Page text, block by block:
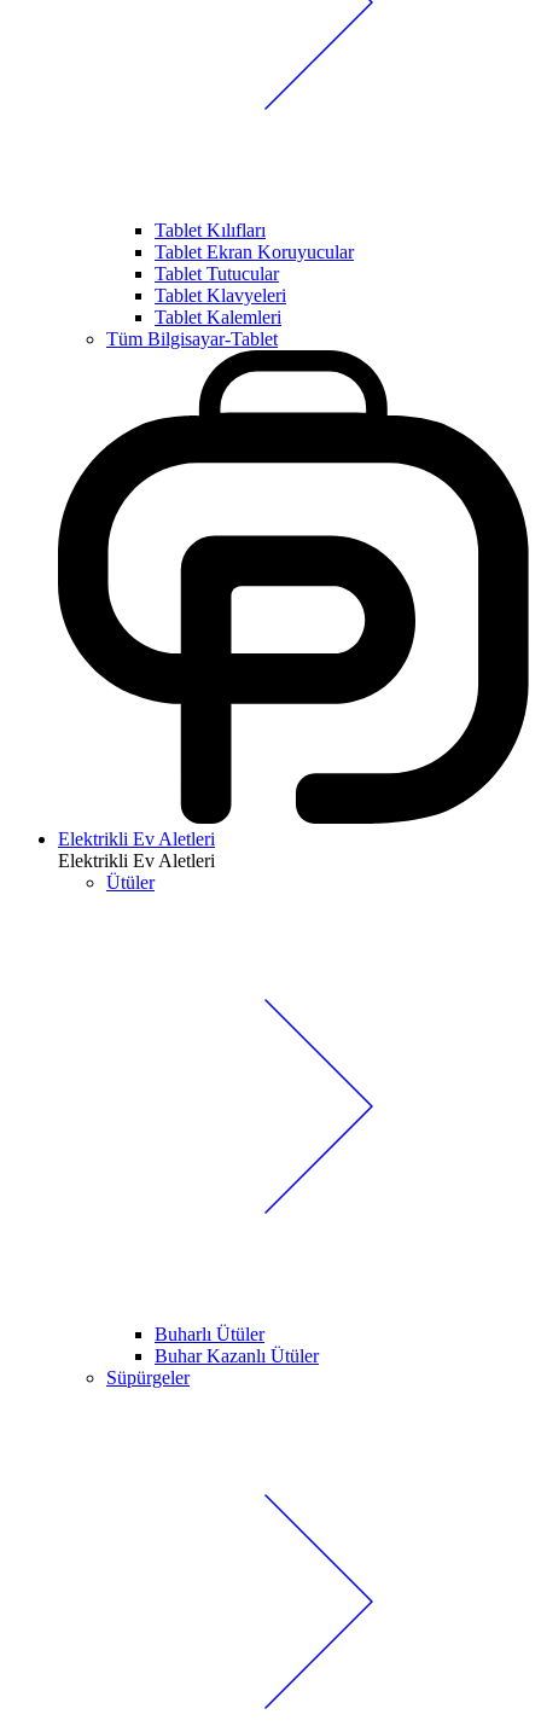
Tablet Kılıfları
Tablet Ekran Koruyucular
Tablet Tutucular
Tablet Klavyeleri
Tablet Kalemleri
Tüm Bilgisayar-Tablet
Elektrikli Ev Aletleri
Elektrikli Ev Aletleri
Ütüler
Buharlı Ütüler
Buhar Kazanlı Ütüler
Süpürgeler